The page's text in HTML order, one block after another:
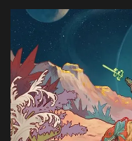
ANMELDEN ODER